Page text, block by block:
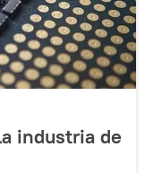
industria de